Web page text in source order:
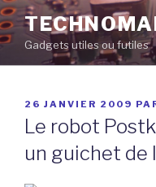
Aller
au
contenu
principal
Gadgets utiles ou futiles
PUBLIÉ
LE
26 JANVIER 2009
Le robot
un guichet de